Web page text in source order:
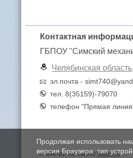
Контактная
ГБПОУ "Симский
Челябинская
эл.почта -
тел. 8(35159)-79070
телефон "Прямая
© Конструктор сайтов Nubex.ru
Продолжая использовать
версия Браузера; тип